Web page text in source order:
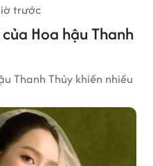
trước
Hoa hậu Thanh
Thanh Thủy khiến nhiều